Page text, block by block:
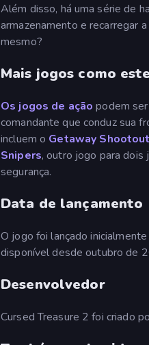
Além disso, há uma série de
armazenamento e recarregar
mesmo?
Mais jogos como este
Os jogos de ação podem
comandante que conduz sua
incluem o Getaway Shootout
Snipers, outro jogo para dois
segurança.
Data de lançamento
O jogo foi lançado
disponível desde outubro de
Desenvolvedor
Cursed Treasure 2 foi criado